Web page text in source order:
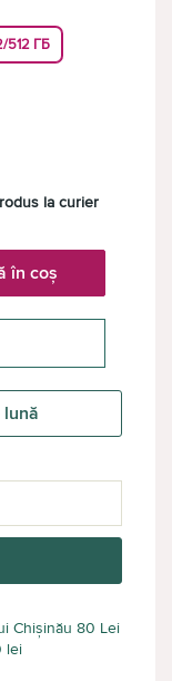
512 ГБ
la curier
în coș
Chișinău 80 Lei
lei